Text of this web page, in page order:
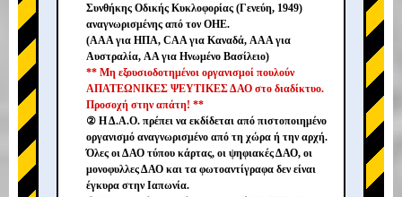
Συνθήκης Οδικής Κυκλοφορίας (Γενεύη, 1949)
αναγνωρισμένης από τον ΟΗΕ.
(AAA για ΗΠΑ, CAA για Καναδά, AAA για
Αυστραλία, AA για Ηνωμένο Βασίλειο)
** Μη εξουσιοδοτημένοι οργανισμοί πουλούν
ΑΠΑΤΕΩΝΙΚΕΣ ΨΕΥΤΙΚΕΣ ΔΑΟ στο διαδίκτυο.
Προσοχή στην απάτη! **
② Η Δ.Α.Ο. πρέπει να εκδίδεται από πιστοποιημένο
οργανισμό αναγνωρισμένο από τη χώρα ή την αρχή.
Όλες οι ΔΑΟ τύπου κάρτας, οι ψηφιακές ΔΑΟ, οι
μονοφυλλες ΔΑΟ και τα φωτοαντίγραφα δεν είναι
έγκυρα στην Ιαπωνία.